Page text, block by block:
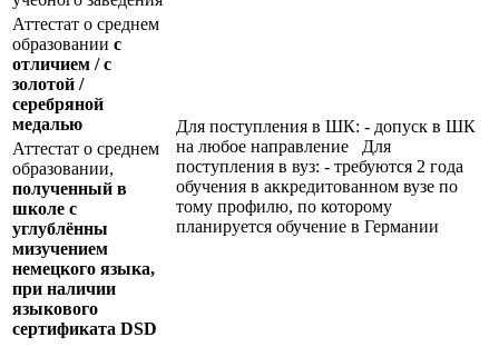
Аттестат о среднем
образовании с
отличием / с
золотой /
серебряной
медалью
Для поступления в ШК: - допуск в ШК
на любое направление Для
поступления в вуз: - требуются 2 года
обучения в аккредитованном вузе по
тому профилю, по которому
планируется обучение в Германии
Аттестат о среднем
образовании,
полученный в
школе с
углублённы
мизучением
немецкого языка,
при наличии
языкового
сертификата DSD